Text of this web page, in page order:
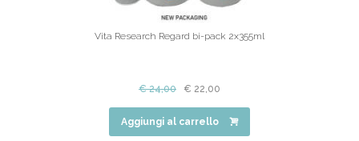
Vita Research Regard bi-pack 2x355ml
€24,00 € 22,00
Aggiungi al carrello